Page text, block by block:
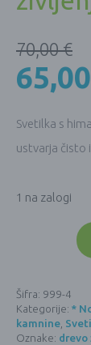
70,00€
65,00
Svetilka s
ustvarja čisto
1 na zalogi
kablom
in
LED
količina
Šifra: 999-4
Kategorije: *
kamnine
Oznake: drevo